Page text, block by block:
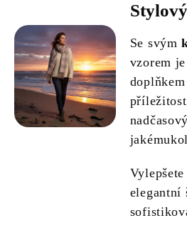
Se svým
vzorem
elegantní